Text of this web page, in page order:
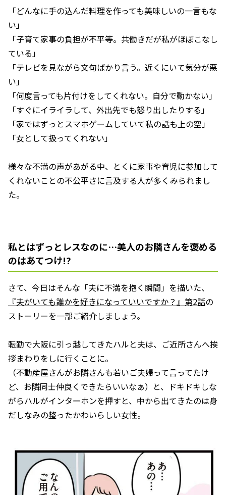
「どんなに手の込んだ料理を作っても美味しいの一言もな
い」
「子育て家事の負担が不平等。共働きだが私がほぼこなし
ている」
「テレビを見ながら文句ばかり言う。近くにいて気分が悪
い」
「何度言っても片付けをしてくれない。自分で動かない」
「すぐにイライラして、外出先でも怒り出したりする」
「家ではずっとスマホゲームしていて私の話も上の空」
「女として扱ってくれない」
様々な不満の声があがる中、とくに家事や育児に参加して
くれないことの不公平さに言及する人が多くみられまし
た。
私とはずっとレスなのに…美人のお隣さんを褒める
のはあてつけ!?
さて、今日はそんな「夫に不満を抱く瞬間」を描いた、
『夫がいても誰かを好きになっていいですか？』第2話の
ストーリーを一部ご紹介しましょう。
転勤で大阪に引っ越してきたハルと夫は、ご近所さんへ挨
拶まわりをしに行くことに。
（不動産屋さんがお隣さんも若いご夫婦って言ってたけ
ど、お隣同士仲良くできたらいいなぁ）と、ドキドキしな
がらハルがインターホンを押すと、中から出てきたのは身
だしなみの整ったかわいらしい女性。